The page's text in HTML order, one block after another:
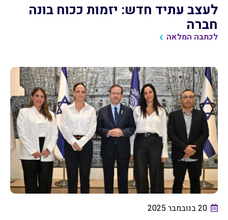
לעצב עתיד חדש: יזמות ככוח בונה
חברה
לכתבה המלאה
20 בנובמבר 2025